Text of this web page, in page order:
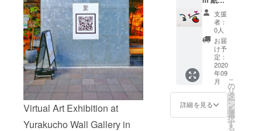
滞在制作に入っておりま
す。小品 9/650cm以上の
作品 9/15制作依頼 出来
次第を予定しております。
発送までお待ちいただけた
ら幸いです。活動報告芸術
祭、ギャラリー公募、情報
誌エリザベスジョーンズ
Virtual Art Exhibition at
Yurakucho Wall Gallery in
PTUJ 2021
審査員特別
賞 (PTUJ, ス
ロベニ ア)、
「第13回紙
のアート
フェスティ
賞」 (ふじ・
アクリ
ル、イ
ンク
支援
者：
0人
お届
け予
定：
2020
年09
月
詳細を見る
こ
の
リ
タ
ー
ン
を
選
択
す
る